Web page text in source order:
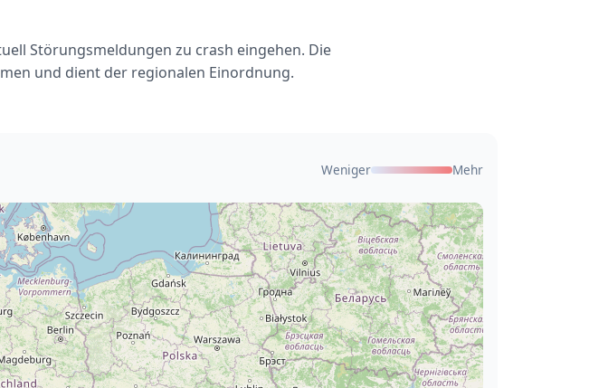
Störungsmeldungen zu crash eingehen. Die
und dient der regionalen Einordnung.
Weniger Mehr